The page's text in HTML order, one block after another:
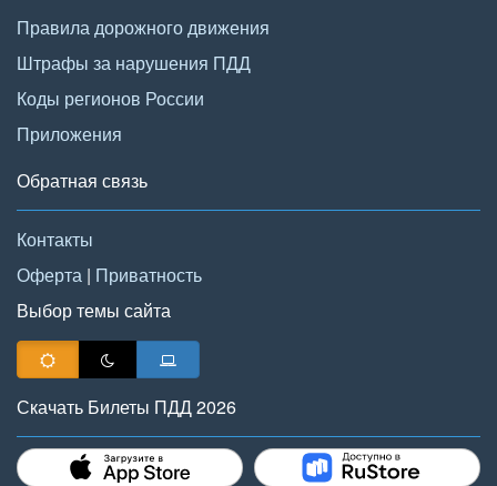
Правила дорожного движения
Штрафы за нарушения ПДД
Коды регионов России
Приложения
Обратная связь
Контакты
Оферта | Приватность
Выбор темы сайта
Скачать Билеты ПДД 2026